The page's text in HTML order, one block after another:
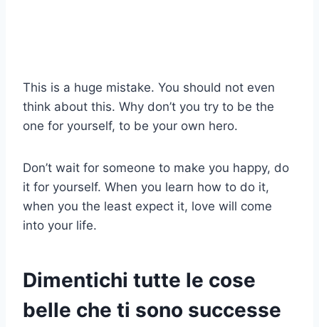
This is a huge mistake. You should not even
think about this. Why don’t you try to be the
one for yourself, to be your own hero.
Don’t wait for someone to make you happy, do
it for yourself. When you learn how to do it,
when you the least expect it, love will come
into your life.
Dimentichi tutte le cose
belle che ti sono successe